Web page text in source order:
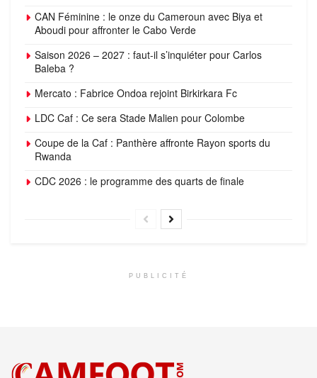
CAN Féminine : le onze du Cameroun avec Biya et
Aboudi pour affronter le Cabo Verde
Saison 2026 – 2027 : faut-il s’inquiéter pour Carlos
Baleba ?
Mercato : Fabrice Ondoa rejoint Birkirkara Fc
LDC Caf : Ce sera Stade Malien pour Colombe
Coupe de la Caf : Panthère affronte Rayon sports du
Rwanda
CDC 2026 : le programme des quarts de finale
PUBLICITÉ